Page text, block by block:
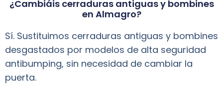
¿Cambiáis cerraduras antiguas y bombines
en Almagro?
Sí. Sustituimos cerraduras antiguas y bombines
desgastados por modelos de alta seguridad
antibumping, sin necesidad de cambiar la
puerta.